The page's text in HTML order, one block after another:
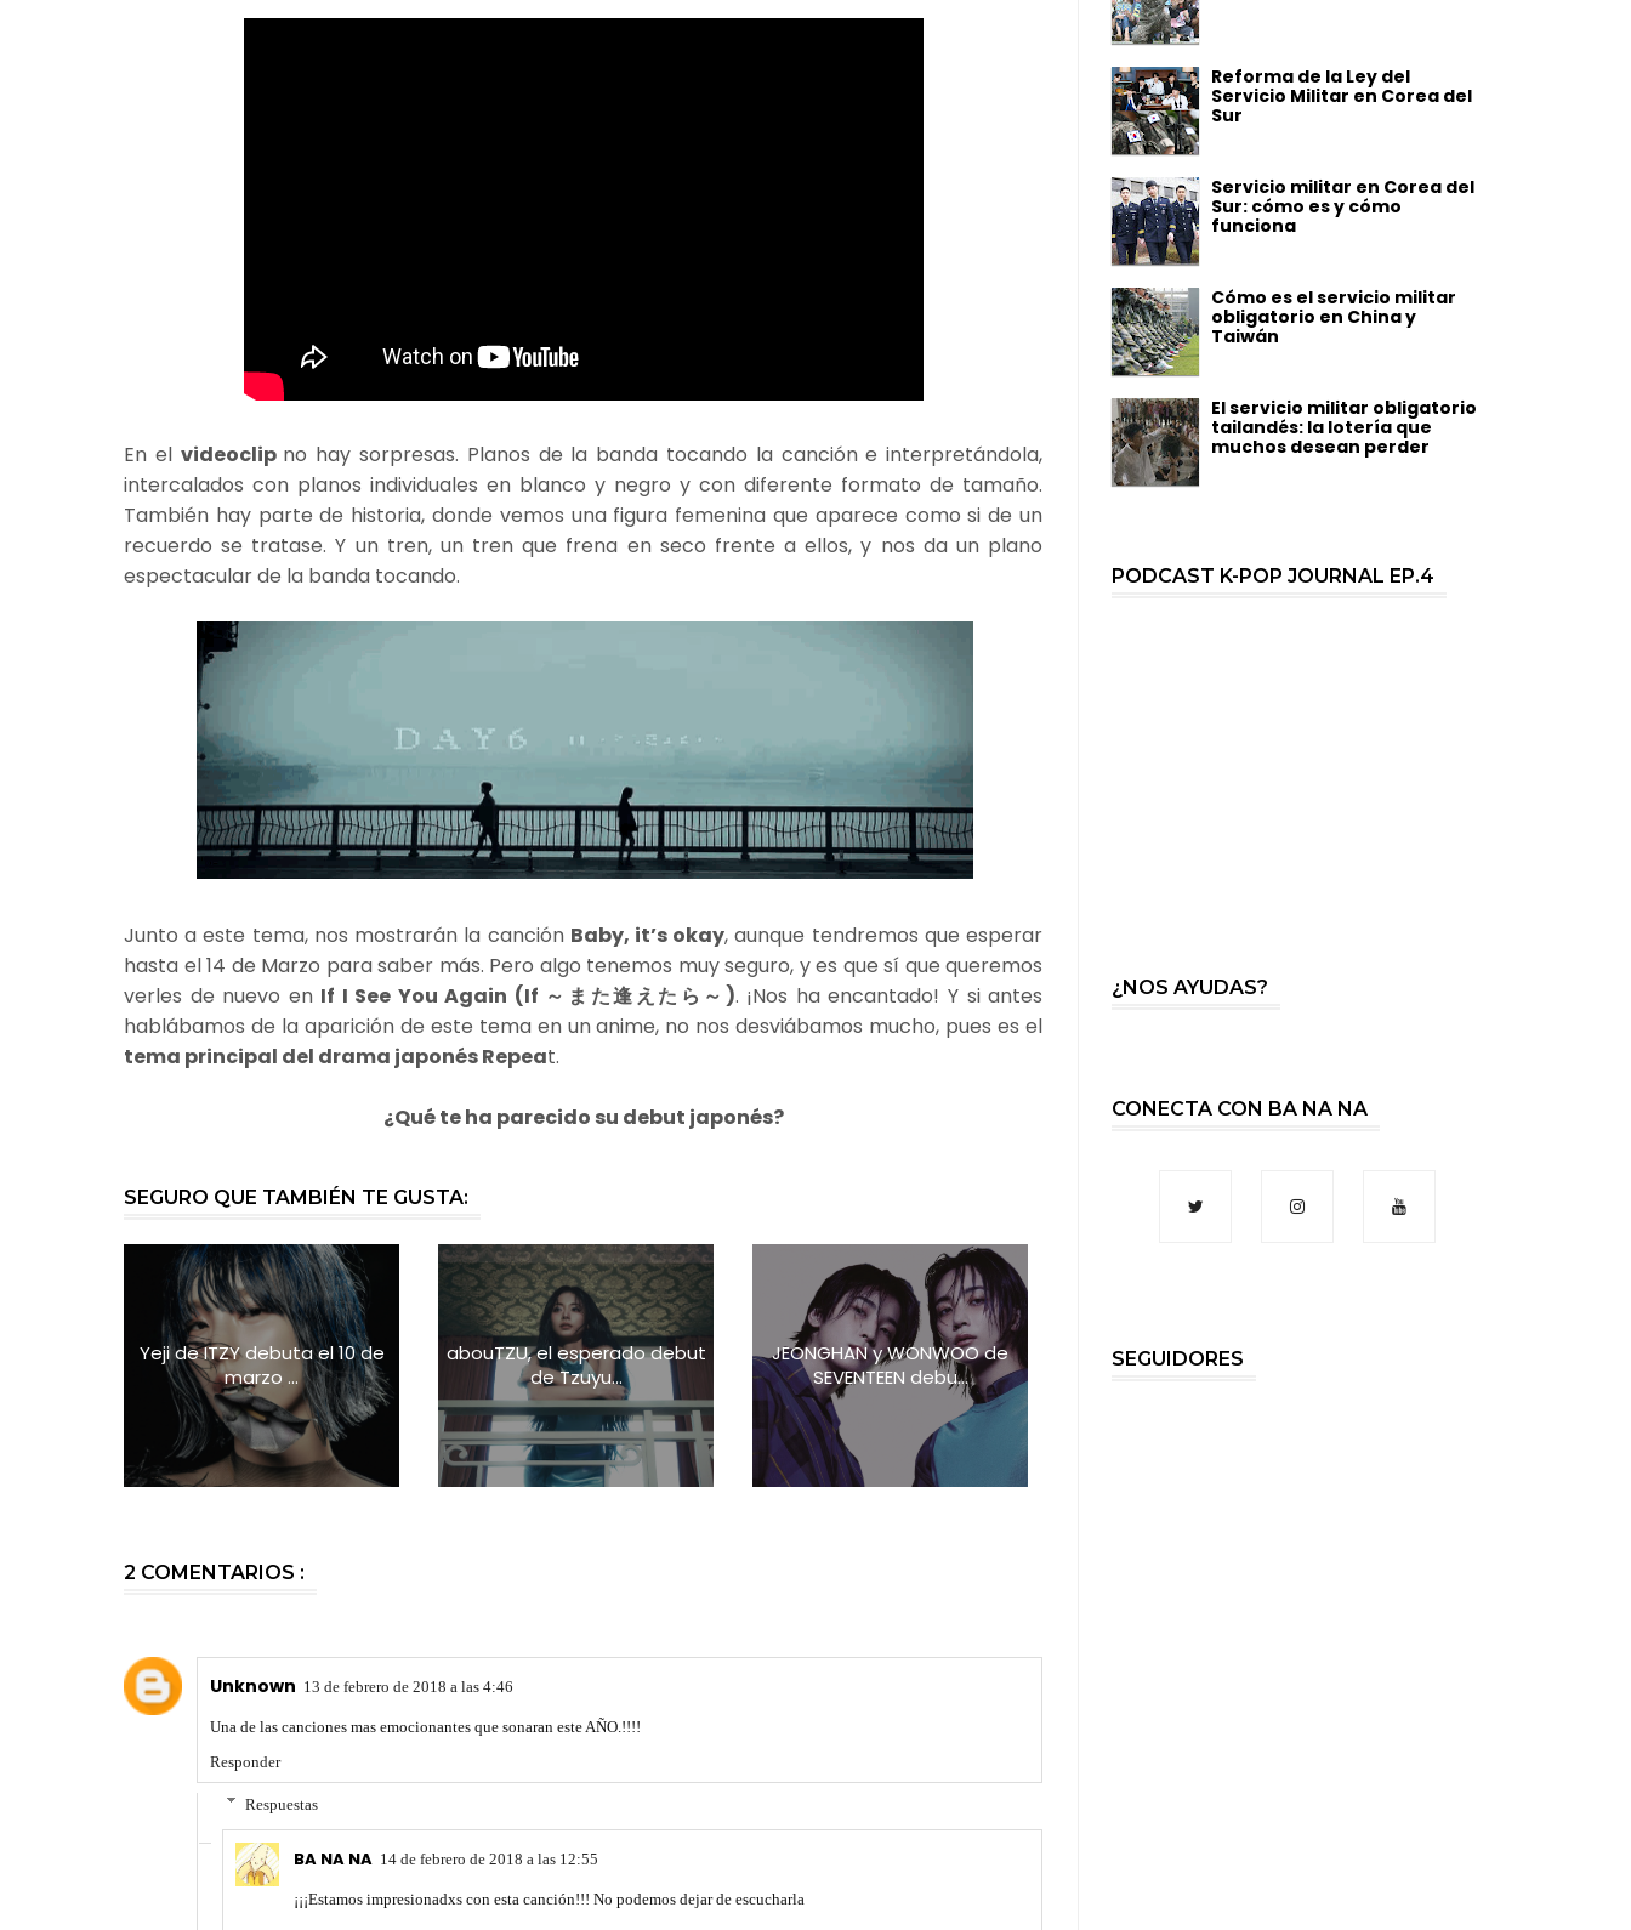
En el videoclip no hay sorpresas. Planos de la banda tocando la canción e interpretándola,
intercalados con planos individuales en blanco y negro y con diferente formato de tamaño.
También hay parte de historia, donde vemos una figura femenina que aparece como si de un
recuerdo se tratase. Y un tren, un tren que frena en seco frente a ellos, y nos da un plano
espectacular de la banda tocando.
Junto a este tema, nos mostrarán la canción Baby, it’s okay, aunque tendremos que esperar
hasta el 14 de Marzo para saber más. Pero algo tenemos muy seguro, y es que sí que queremos
verles de nuevo en If I See You Again (If ～また逢えたら～). ¡Nos ha encantado! Y si antes
hablábamos de la aparición de este tema en un anime, no nos desviábamos mucho, pues es el
tema principal del drama japonés Repeat.
¿Qué te ha parecido su debut japonés?
SEGURO QUE TAMBIÉN TE GUSTA:
Yeji de ITZY debuta el 10 de
marzo ...
abouTZU, el esperado debut
de Tzuyu...
JEONGHAN y WONWOO de
SEVENTEEN debu...
2 COMENTARIOS :
Unknown 13 de febrero de 2018 a las 4:46
Una de las canciones mas emocionantes que sonaran este AÑO.!!!!
Responder
Respuestas
BA NA NA 14 de febrero de 2018 a las 12:55
¡¡¡Estamos impresionadxs con esta canción!!! No podemos dejar de escucharla
Reforma de la Ley del
Servicio Militar en Corea del
Sur
Servicio militar en Corea del
Sur: cómo es y cómo
funciona
Cómo es el servicio militar
obligatorio en China y
Taiwán
El servicio militar obligatorio
tailandés: la lotería que
muchos desean perder
PODCAST K-POP JOURNAL EP.4
¿NOS AYUDAS?
CONECTA CON BA NA NA
SEGUIDORES